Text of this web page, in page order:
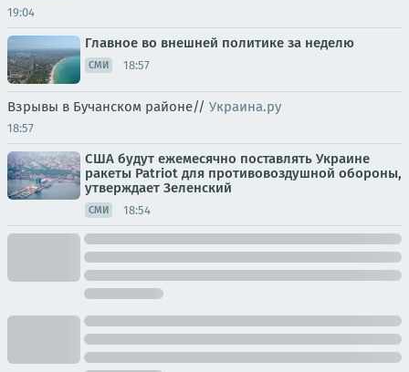
19:04
Главное во внешней политике за неделю
СМИ 18:57
Взрывы в Бучанском районе// Украина.ру
18:57
США будут ежемесячно поставлять Украине
ракеты Patriot для противовоздушной обороны,
утверждает Зеленский
СМИ 18:54